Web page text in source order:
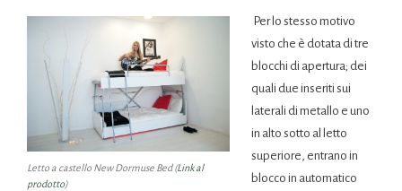
Letto a castello New Dormuse Bed (Link al
prodotto)
Per lo stesso motivo
visto che è dotata di tre
blocchi di apertura; dei
quali due inseriti sui
laterali di metallo e uno
in alto sotto al letto
superiore, entrano in
blocco in automatico